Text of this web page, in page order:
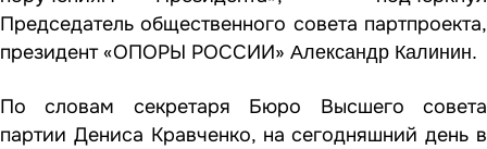
Председатель общественного совета партпроекта,
президент «ОПОРЫ РОССИИ» Александр Калинин.
По словам секретаря Бюро Высшего совета
партии Дениса Кравченко, на сегодняшний день в